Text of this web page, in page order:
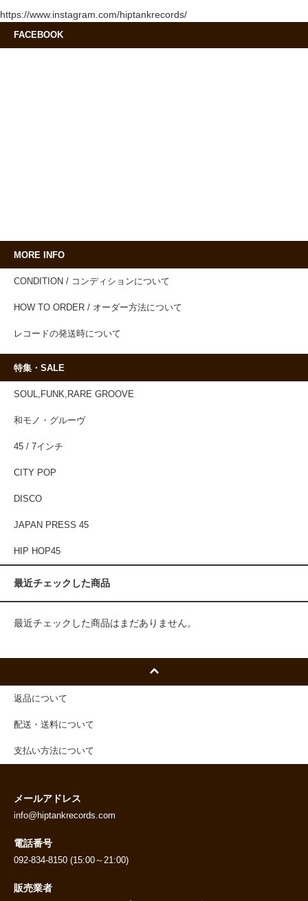
https://www.instagram.com/hiptankrecords/
FACEBOOK
MORE INFO
CONDITION / コンディションについて
HOW TO ORDER / オーダー方法について
レコードの発送時について
特集・SALE
SOUL,FUNK,RARE GROOVE
和モノ・グルーヴ
45 / 7インチ
CITY POP
DISCO
JAPAN PRESS 45
HIP HOP45
最近チェックした商品
最近チェックした商品はまだありません。
返品について
配送・送料について
支払い方法について
メールアドレス
info@hiptankrecords.com
電話番号
092-834-8150 (15:00～21:00)
販売業者